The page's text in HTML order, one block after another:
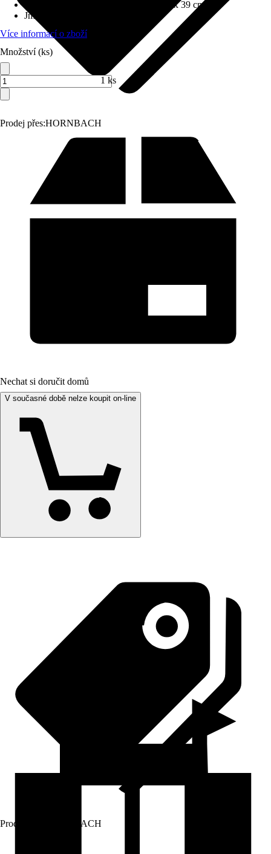
Prodej přes:HORNBACH
50 cm x 106.4 cm x 39 cm
Jmenovitý tepelný výkon
Více informací o zboží
Množství (ks)
1 ks
Nechat si doručit domů
V současné době nelze koupit on-line
Prodej přes: HORNBACH